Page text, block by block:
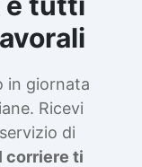
in giornata
Ricevi
di
corriere ti